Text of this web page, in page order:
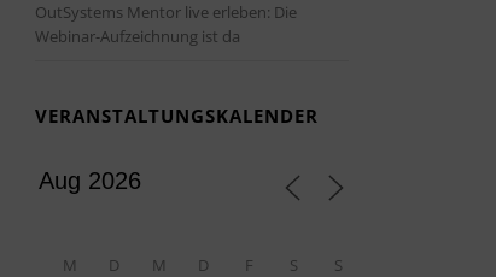
OutSystems Mentor live erleben: Die
Webinar-Aufzeichnung ist da
VERANSTALTUNGSKALENDER
M D M D F S S